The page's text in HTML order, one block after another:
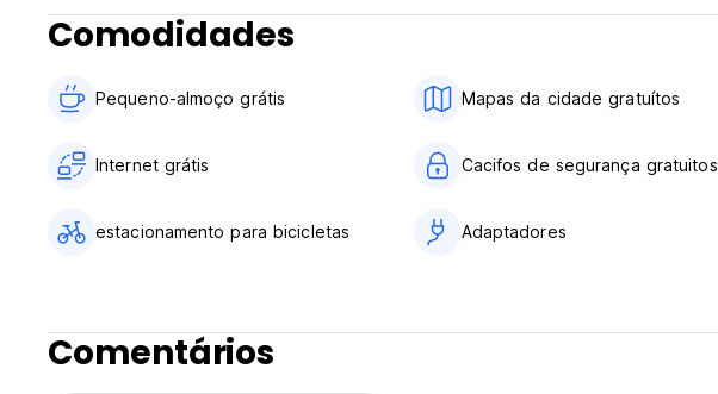
Comodidades
Pequeno-almoço grátis Mapas da cidade gratuítos
Internet grátis Cacifos de segurança gratuitos
estacionamento para bicicletas Adaptadores
Comentários